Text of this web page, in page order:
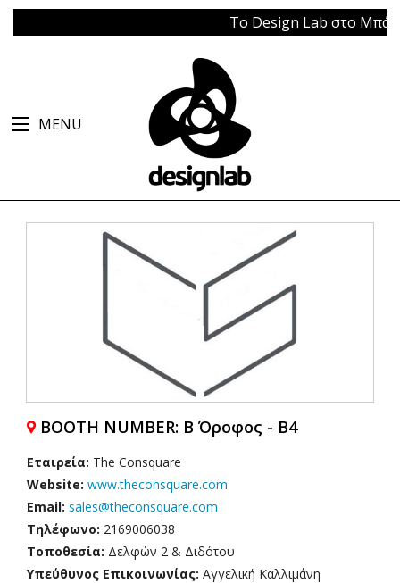
Το Design Lab στο
MENU
BOOTH NUMBER: Β Όροφος - Β4
Εταιρεία: The Consquare
Website: www.theconsquare.com
Email: sales@theconsquare.com
Τηλέφωνο: 2169006038
Τοποθεσία: Δελφών 2 & Διδότου
Υπεύθυνος Επικοινωνίας: Αγγελική Καλλιμάνη